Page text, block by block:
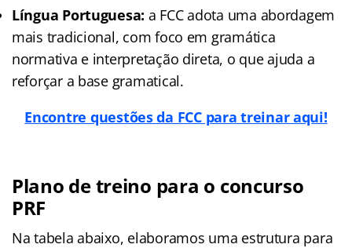
Língua Portuguesa: a FCC adota uma abordagem
mais tradicional, com foco em gramática
normativa e interpretação direta, o que ajuda a
reforçar a base gramatical.
Encontre questões da FCC para treinar aqui!
Plano de treino para o concurso
PRF
Na tabela abaixo, elaboramos uma estrutura para